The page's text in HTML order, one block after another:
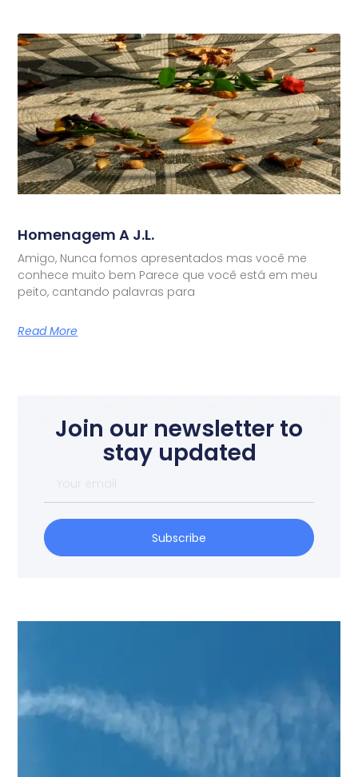
Homenagem A J.L.
Amigo, Nunca fomos apresentados mas você me
conhece muito bem Parece que você está em meu
peito, cantando palavras para
Read More
Join our newsletter to
stay updated
Subscribe